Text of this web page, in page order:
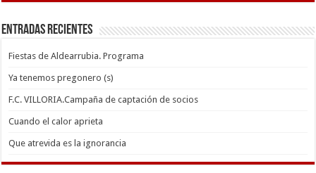
Entradas recientes
Fiestas de Aldearrubia. Programa
Ya tenemos pregonero (s)
F.C. VILLORIA.Campaña de captación de socios
Cuando el calor aprieta
Que atrevida es la ignorancia